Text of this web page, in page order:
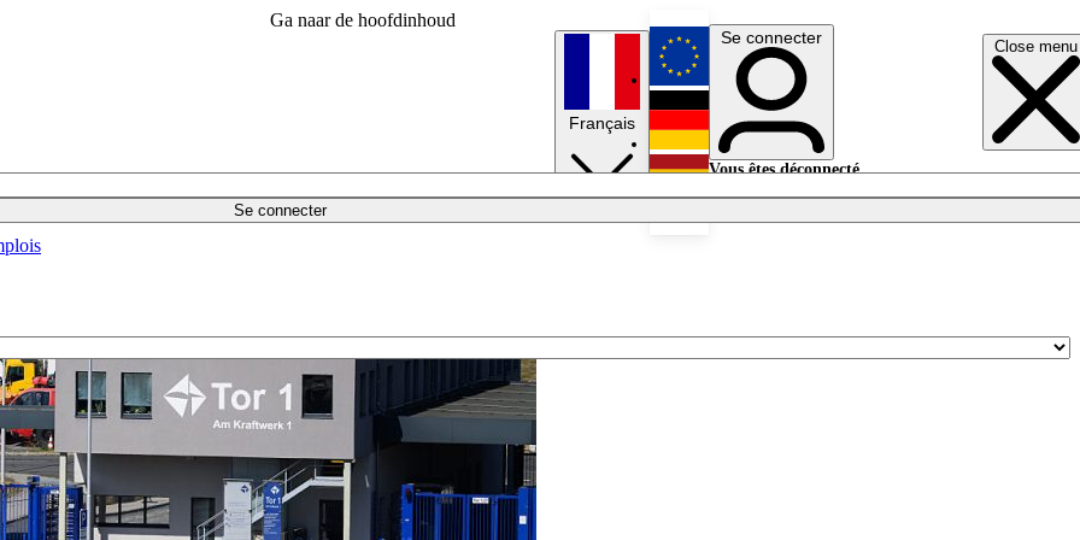
Ga naar de hoofdinhoud
Close menu
Se connecter
Français
English
Deutsch
Se connecter
Vous êtes déconnecté.